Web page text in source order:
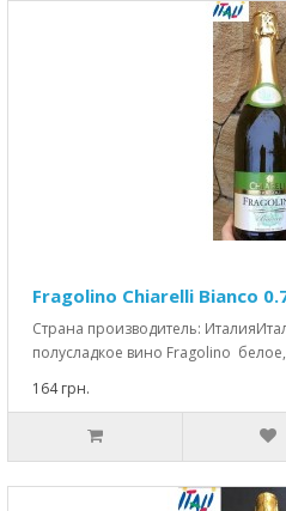
Fragolino Chiarelli Bianco
Страна производитель:
полусладкое вино Fragolino
164 грн.